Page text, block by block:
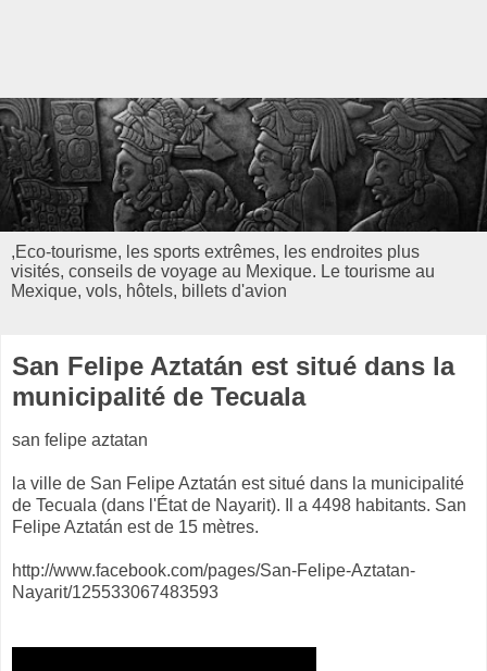
,Eco-tourisme, les sports extrêmes, les endroites plus
visités, conseils de voyage au Mexique. Le tourisme au
Mexique, vols, hôtels, billets d'avion
San Felipe Aztatán est situé dans la
municipalité de Tecuala
san felipe aztatan
la ville de San Felipe Aztatán est situé dans la municipalité
de Tecuala (dans l'État de Nayarit). Il a 4498 habitants. San
Felipe Aztatán est de 15 mètres.
http://www.facebook.com/pages/San-Felipe-Aztatan-
Nayarit/125533067483593